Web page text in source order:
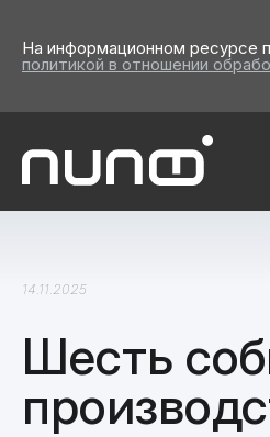
На информационном ресурсе
политикой в отношении
14.11.2025
Шесть